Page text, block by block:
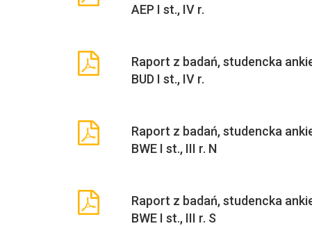
AEP I st., IV r.
Raport z badań, studencka
BUD I st., IV r.
Raport z badań, studencka
BWE I st., III r. N
Raport z badań, studencka
BWE I st., III r. S